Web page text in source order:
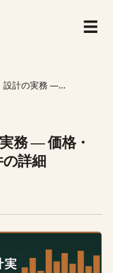
メ
☰
・期間・リスク配分・契…
務 — 価格・
詳細